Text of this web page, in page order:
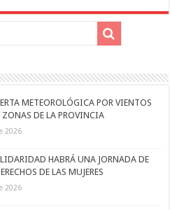
METEOROLÓGICA POR VIENTOS
DE LA PROVINCIA
2026
HABRÁ UNA JORNADA DE
DE LAS MUJERES
2026